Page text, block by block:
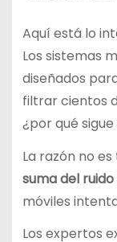
Aquí está lo
Los sistemas
diseñados
filtrar cientos
¿por qué
La razón no
suma del
móviles
Los expertos